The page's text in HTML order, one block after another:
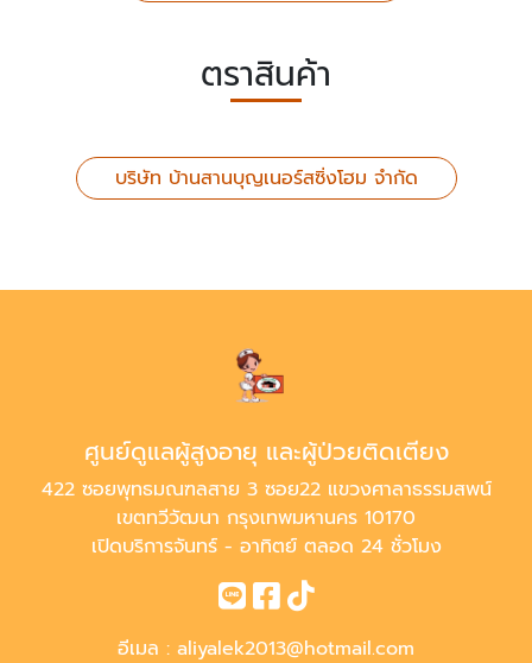
ตราสินค้า
บริษัท บ้านสานบุญเนอร์สซิ่งโฮม จำกัด
ศูนย์ดูแลผู้สูงอายุ และผู้ป่วยติดเตียง
422 ซอยพุทธมณฑลสาย 3 ซอย22 แขวงศาลาธรรมสพน์
เขตทวีวัฒนา กรุงเทพมหานคร 10170
เปิดบริการจันทร์ - อาทิตย์ ตลอด 24 ชั่วโมง
อีเมล : aliyalek2013@hotmail.com